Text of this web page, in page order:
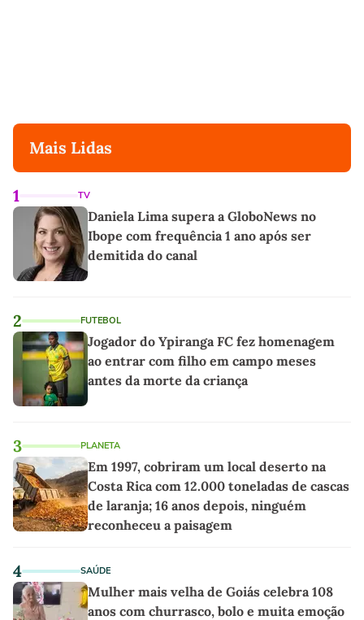
Mais Lidas
1 TV
Daniela Lima supera a GloboNews no
Ibope com frequência 1 ano após ser
demitida do canal
2 FUTEBOL
Jogador do Ypiranga FC fez homenagem
ao entrar com filho em campo meses
antes da morte da criança
3 PLANETA
Em 1997, cobriram um local deserto na
Costa Rica com 12.000 toneladas de cascas
de laranja; 16 anos depois, ninguém
reconheceu a paisagem
4 SAÚDE
Mulher mais velha de Goiás celebra 108
anos com churrasco, bolo e muita emoção